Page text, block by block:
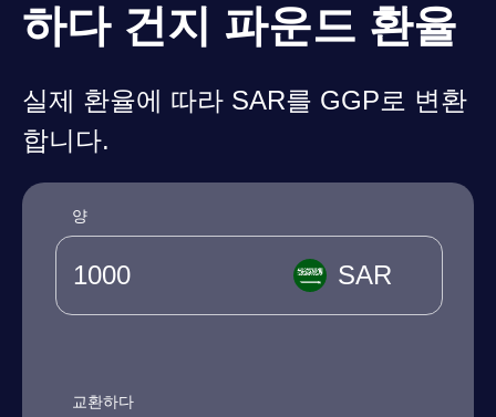
하다 건지 파운드 환율
실제 환율에 따라 SAR를 GGP로 변환
합니다.
양
SAR
교환하다